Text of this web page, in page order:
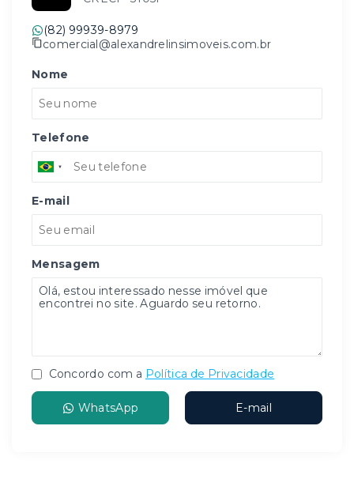
(82) 99939-8979
comercial@alexandrelinsimoveis.com.br
Nome
Telefone
E-mail
Mensagem
Concordo com a Política de Privacidade
WhatsApp E-mail